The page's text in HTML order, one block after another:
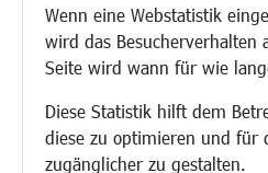
Wenn eine Webstatistik
wird das Besucherverhalten
Seite wird wann für wie
Diese Statistik hilft dem
diese zu optimieren und für
zugänglicher zu gestalten.
Stadtarchiv
Museen
Hotels/Unterkünfte
Feste und Märkte